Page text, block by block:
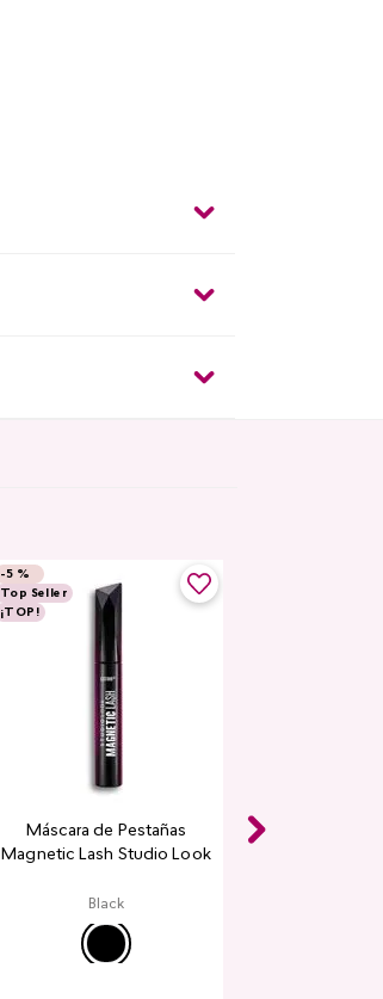
-5 %
Top Seller
¡TOP!
Máscara de Pestañas
Magnetic Lash Studio Look
Black